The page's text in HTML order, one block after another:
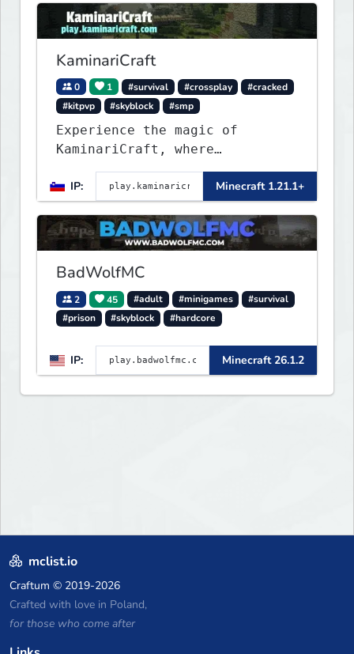
start playing.
KaminariCraft
0 1 #survival #crossplay
#cracked
#kitpvp
#skyblock #smp
Experience the magic of
KaminariCraft, where
innovation meets adventure in
the world of Minecraft. Our
server offers a seamless and
immersive experience for both
Java and Bedrock players
IP: Minecraft 1.21.1+
BadWolfMC
2 45 #adult #minigames
#survival
#prison
#skyblock #hardcore
IP: Minecraft 26.1.2
mclist.io
Craftum © 2019-2026
Crafted with love in Poland,
for those who come after